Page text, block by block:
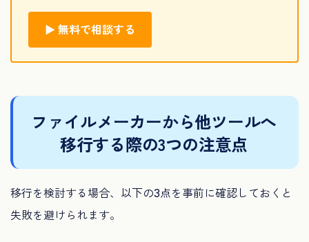
▶ 無料で相談する
ファイルメーカーから他ツールへ
移行する際の3つの注意点
移行を検討する場合、以下の3点を事前に確認しておくと
失敗を避けられます。